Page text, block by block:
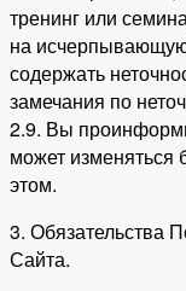
тренинг или
на
содержать
замечания по
2.9. Вы
может изменяться
этом.
3. Обязательства
Сайта.